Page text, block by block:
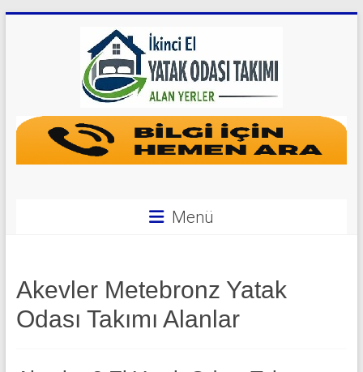
Yatak
Odası
|
0
Menü
Akevler Metebronz Yatak
Odası Takımı Alanlar